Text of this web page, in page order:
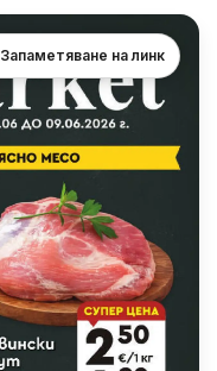
Запаметяване на линк